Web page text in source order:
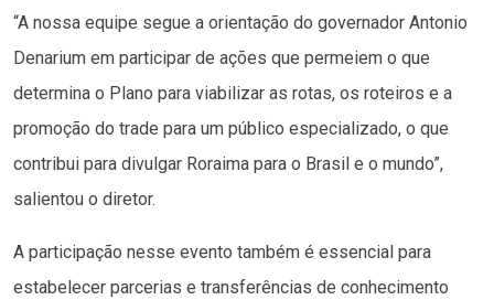
“A nossa equipe segue a orientação do governador Antonio
Denarium em participar de ações que permeiem o que
determina o Plano para viabilizar as rotas, os roteiros e a
promoção do trade para um público especializado, o que
contribui para divulgar Roraima para o Brasil e o mundo”,
salientou o diretor.
A participação nesse evento também é essencial para
estabelecer parcerias e transferências de conhecimento